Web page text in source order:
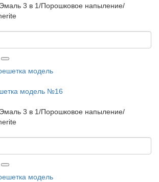
Эмаль 3 в 1/Порошковое напыление/
модель №16
Эмаль 3 в 1/Порошковое напыление/